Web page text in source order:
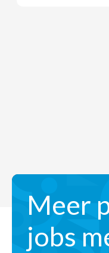
Meer
jobs